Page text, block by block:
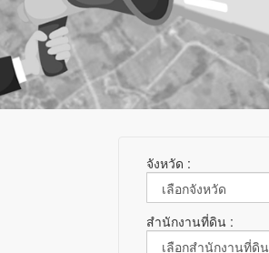
จังหวัด :
สำนักงานที่ดิน :